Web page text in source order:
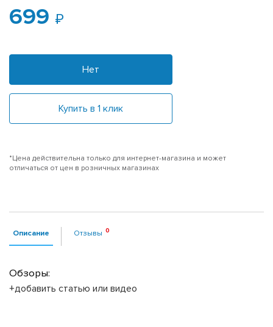
699
Нет
Купить в 1 клик
*Цена действительна только для интернет-магазина и может
отличаться от цен в розничных магазинах
Описание Отзывы
Обзоры:
+добавить статью или видео